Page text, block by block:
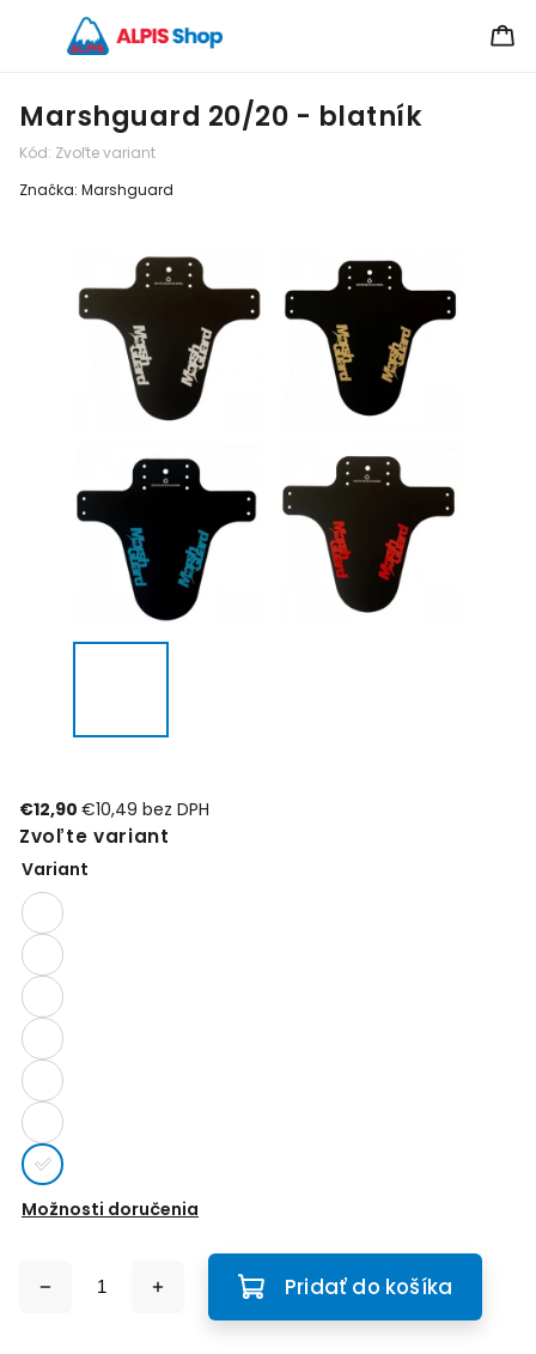
Marshguard 20/20 - blatník
Kód: Zvoľte variant
Značka: Marshguard
€12,90 €10,49 bez DPH
Zvoľte variant
Variant
Možnosti doručenia
Pridať do košíka